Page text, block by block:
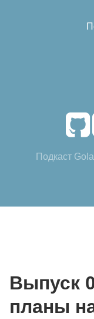
Подкаст
Выпуск
планы